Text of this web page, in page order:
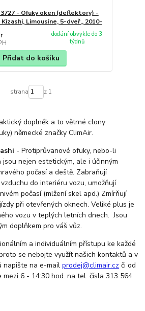
- Ofuky oken (deflektory) -
Kizashi, Limousine, 5-dveř., 2010-
dodání obvykle do 3
týdnů
Přidat do košíku
strana z 1
doplněk a to větrné clony
německé značky ClimAir.
- Protiprůvanové ofuky, nebo-li
nejen estetickým, ale i účinným
počasí a deště. Zabraňují
do interiéru vozu, umožňují
počasí (mlžení skel apd.) Zmírňují
při otevřených oknech. Veliké plus je
vozu v teplých letních dnech. Jsou
doplňkem pro váš vůz.
a individuálním přístupu ke každé
se nebojte využít našich kontaktů a v
napište na e-mailprodej@climair.cz či od
6 - 14:30 hod. na tel. čísla 313 564